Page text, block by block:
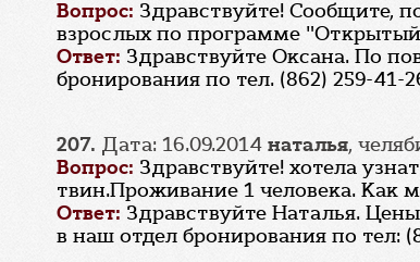
Вопрос: Здравствуйте! Сообщите,
взрослых по программе
Ответ: Здравствуйте Оксана. По
бронирования по тел. (862) 259-41-
207. Дата: 16.09.2014 наталья,
Вопрос: Здравствуйте! хотела
твин.Проживание 1 человека. Как
Ответ: Здравствуйте Наталья.
в наш отдел бронирования по тел: